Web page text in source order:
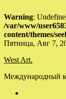
Warning:
/var/www/
content/themes/
Skip
content
Пятница, Авг 7,
West Art.
Международный